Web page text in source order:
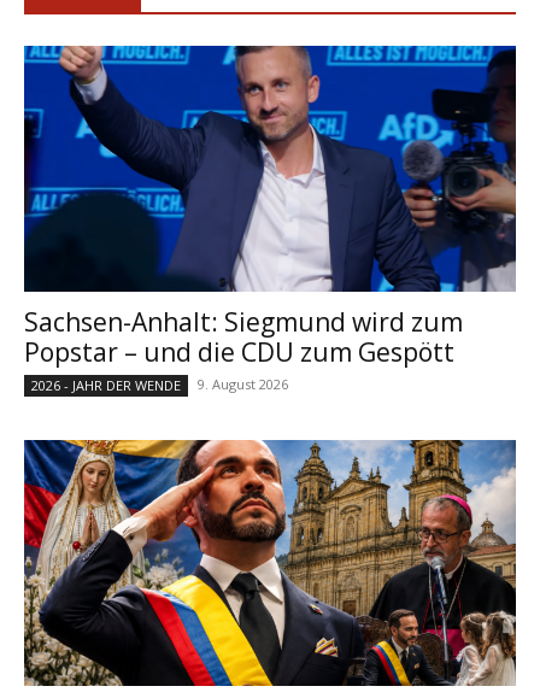
Sachsen-Anhalt: Siegmund wird zum
Popstar – und die CDU zum Gespött
2026 - JAHR DER WENDE 9. August 2026